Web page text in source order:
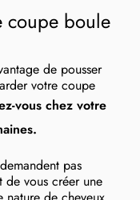
coupe boule
de pousser
votre coupe
vous chez votre
pas
de vous créer une